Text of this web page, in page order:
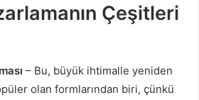
Çeşitleri
– Bu, büyük ihtimalle yeniden
olan formlarından biri, çünkü